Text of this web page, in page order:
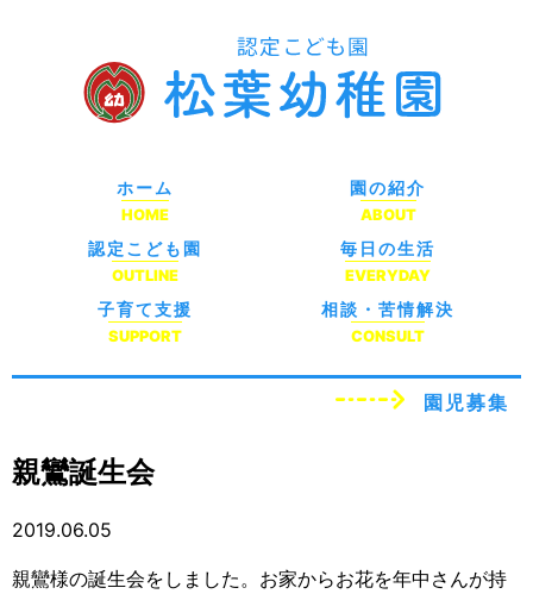
ホーム
HOME
園の紹介
ABOUT
認定こども園
OUTLINE
毎日の生活
EVERYDAY
子育て支援
SUPPORT
相談・苦情解決
CONSULT
園児募集
親鸞誕生会
2019.06.05
親鸞様の誕生会をしました。お家からお花を年中さんが持